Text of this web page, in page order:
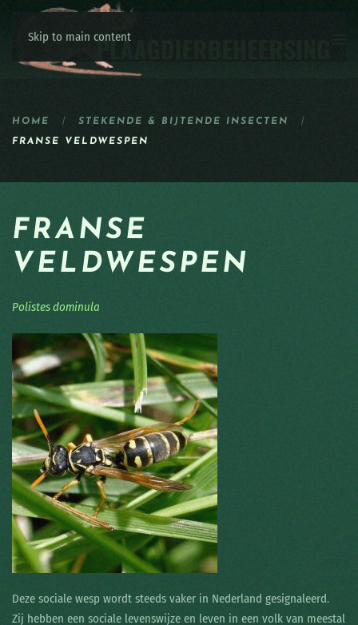
Skip to main content
HOME STEKENDE & BIJTENDE INSECTEN
FRANSE VELDWESPEN
FRANSE
VELDWESPEN
Polistes dominula
Deze sociale wesp wordt steeds vaker in Nederland gesignaleerd.
Zij hebben een sociale levenswijze en leven in een volk van meestal